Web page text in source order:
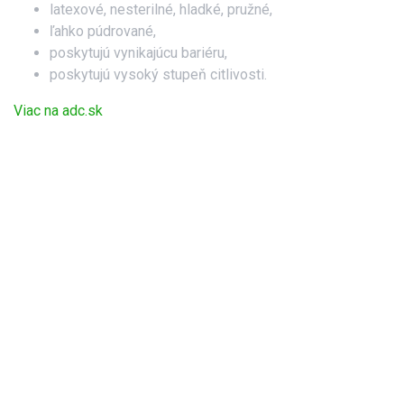
latexové, nesterilné, hladké, pružné,
ľahko púdrované,
poskytujú vynikajúcu bariéru,
poskytujú vysoký stupeň citlivosti.
Viac na adc.sk